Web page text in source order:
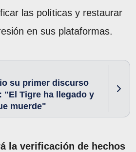
las políticas y restaurar
en sus plataformas.
su primer discurso
"El Tigre ha llegado y
muerde"
la verificación de hechos